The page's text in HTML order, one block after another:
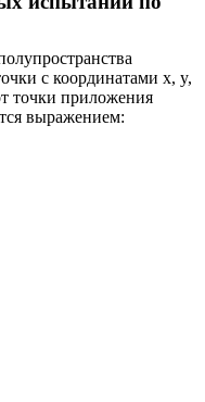
с координатами x, y,
точки приложения
выражением: